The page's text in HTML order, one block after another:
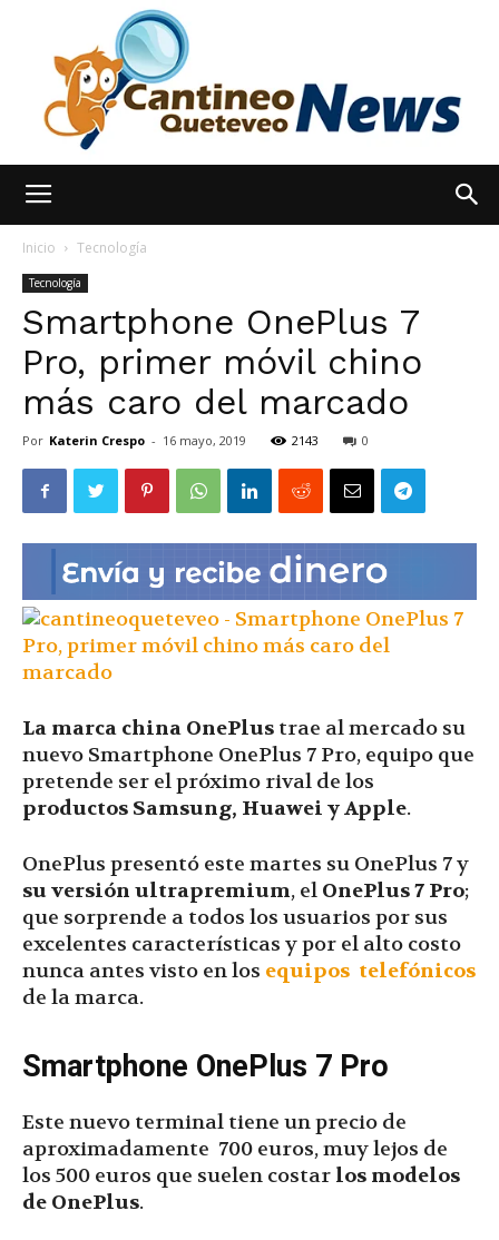
Noticias
hoy
|
Ultima
|
Inicio Tecnología
Tecnología
Smartphone OnePlus 7
Pro, primer móvil chino
más caro del marcado
Por Katerin Crespo - 16 mayo, 2019 2143 0
La marca china OnePlus trae al mercado su
nuevo Smartphone OnePlus 7 Pro, equipo que
pretende ser el próximo rival de los
productos Samsung, Huawei y Apple.
OnePlus presentó este martes su OnePlus 7 y
su versión ultrapremium, el OnePlus 7 Pro;
que sorprende a todos los usuarios por sus
excelentes características y por el alto costo
nunca antes visto en los equipos telefónicos
de la marca.
Smartphone OnePlus 7 Pro
Este nuevo terminal tiene un precio de
aproximadamente 700 euros, muy lejos de
los 500 euros que suelen costar los modelos
de OnePlus.